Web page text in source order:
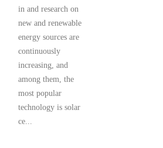
in and research on
new and renewable
energy sources are
continuously
increasing, and
among them, the
most popular
technology is solar
ce...